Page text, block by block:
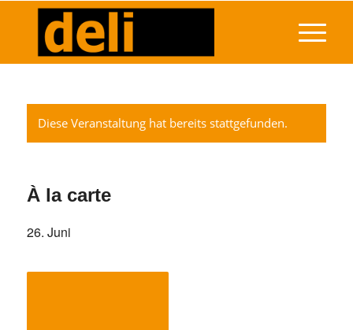
Diese Veranstaltung hat bereits stattgefunden.
À la carte
26. Juni